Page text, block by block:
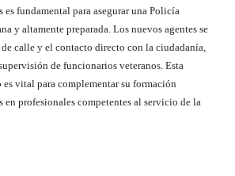
es fundamental para asegurar una Policía
y altamente preparada. Los nuevos agentes se
calle y el contacto directo con la ciudadanía,
de funcionarios veteranos. Esta
vital para complementar su formación
en profesionales competentes al servicio de la